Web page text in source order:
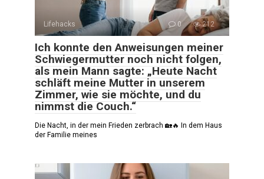
Lifehacks 0 212
Ich konnte den Anweisungen meiner
Schwiegermutter noch nicht folgen,
als mein Mann sagte: „Heute Nacht
schläft meine Mutter in unserem
Zimmer, wie sie möchte, und du
nimmst die Couch.“
Die Nacht, in der mein Frieden zerbrach 🏡🔥 In dem Haus
der Familie meines